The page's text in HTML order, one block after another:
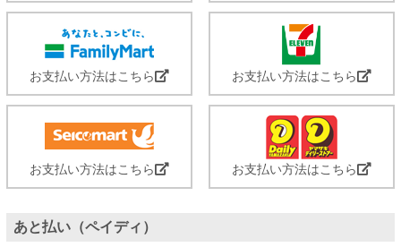
お支払い方法はこちら お支払い方法はこちら
お支払い方法はこちら お支払い方法はこちら
あと払い（ペイディ）